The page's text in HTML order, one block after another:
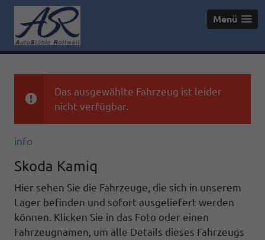
Menü
Das ausgewählte Fahrzeug ist leider
nicht verfügbar.
info
Skoda Kamiq
Hier sehen Sie die Fahrzeuge, die sich in unserem
Lager befinden und sofort ausgeliefert werden
können. Klicken Sie in das Foto oder einen
Fahrzeugnamen, um alle Details dieses Fahrzeugs